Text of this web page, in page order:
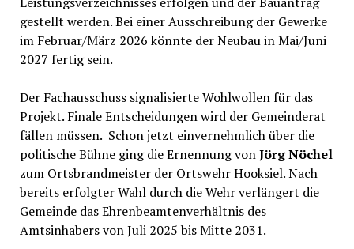
gestellt werden. Bei einer Ausschreibung der Gewerke
im Februar/März 2026 könnte der Neubau in Mai/Juni
2027 fertig sein.
Der Fachausschuss signalisierte Wohlwollen für das
Projekt. Finale Entscheidungen wird der Gemeinderat
fällen müssen. Schon jetzt einvernehmlich über die
politische Bühne ging die Ernennung vonJörg Nöchel
zum Ortsbrandmeister der Ortswehr Hooksiel. Nach
bereits erfolgter Wahl durch die Wehr verlängert die
Gemeinde das Ehrenbeamtenverhältnis des
Amtsinhabers von Juli 2025 bis Mitte 2031.